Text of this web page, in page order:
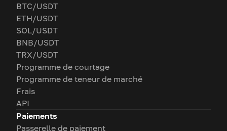
BTC/USDT
ETH/USDT
SOL/USDT
BNB/USDT
TRX/USDT
Programme de courtage
Programme de teneur de marché
Frais
API
Paiements
Passerelle de paiement